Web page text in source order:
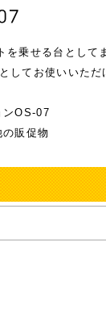
を乗せる台として
してお使いいただ
ンOS-07
の販促物